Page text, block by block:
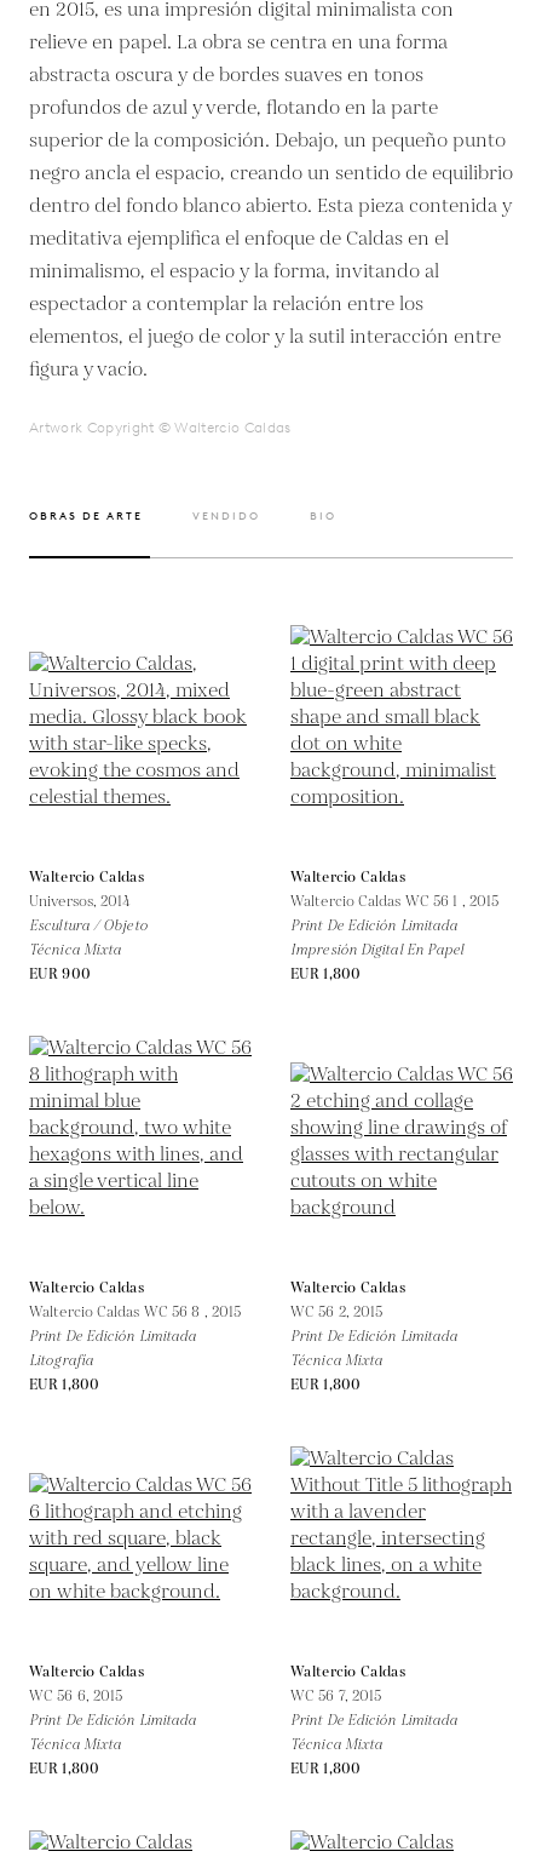
en 2015, es una impresión digital minimalista con
relieve en papel. La obra se centra en una forma
abstracta oscura y de bordes suaves en tonos
profundos de azul y verde, flotando en la parte
superior de la composición. Debajo, un pequeño punto
negro ancla el espacio, creando un sentido de equilibrio
dentro del fondo blanco abierto. Esta pieza contenida y
meditativa ejemplifica el enfoque de Caldas en el
minimalismo, el espacio y la forma, invitando al
espectador a contemplar la relación entre los
elementos, el juego de color y la sutil interacción entre
figura y vacío.
Artwork Copyright © Waltercio Caldas
OBRAS DE ARTE VENDIDO BIO
Waltercio Caldas
Universos,2014
Escultura / Objeto
Técnica Mixta
EUR 900
Waltercio Caldas
Waltercio Caldas WC 56 1 , 2015
Print De Edición Limitada
Impresión Digital En Papel
EUR 1,800
Waltercio Caldas
Waltercio Caldas WC 56 8 , 2015
Print De Edición Limitada
Litografía
EUR 1,800
Waltercio Caldas
WC 56 2, 2015
Print De Edición Limitada
Técnica Mixta
EUR 1,800
Waltercio Caldas
WC 56 6, 2015
Print De Edición Limitada
Técnica Mixta
EUR 1,800
Waltercio Caldas
WC 56 7, 2015
Print De Edición Limitada
Técnica Mixta
EUR 1,800